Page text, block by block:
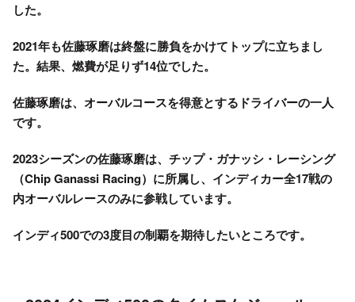
した。
2021年も佐藤琢磨は終盤に勝負をかけてトップに立ちまし
た。結果、燃費が足りず14位でした。
佐藤琢磨は、オーバルコースを得意とするドライバーの一人
です。
2023シーズンの佐藤琢磨は、チップ・ガナッシ・レーシング
（Chip Ganassi Racing）に所属し、インディカー全17戦の
内オーバルレースのみに参戦しています。
インディ500での3度目の制覇を期待したいところです。